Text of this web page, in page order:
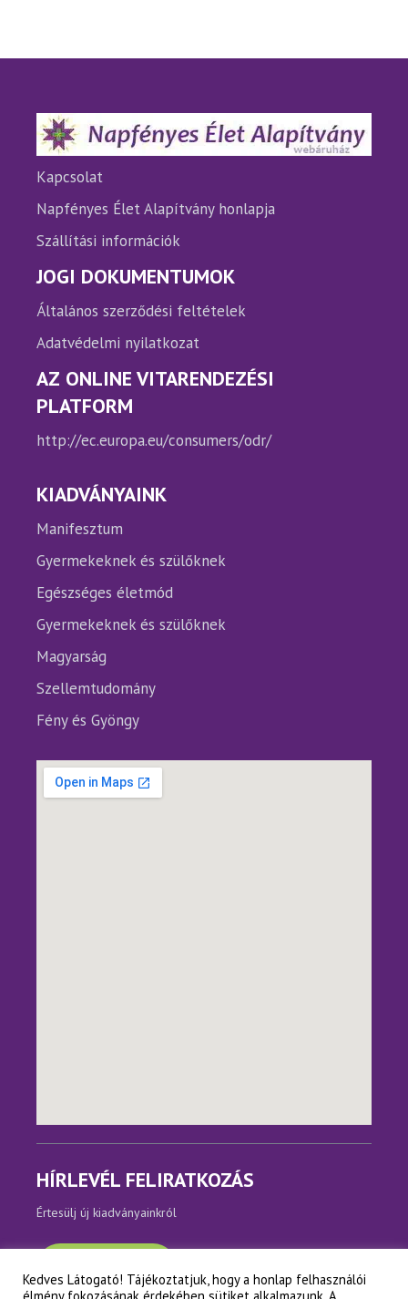
Kapcsolat
Napfényes Élet Alapítvány honlapja
Szállítási információk
JOGI DOKUMENTUMOK
Általános szerződési feltételek
Adatvédelmi nyilatkozat
AZ ONLINE VITARENDEZÉSI
PLATFORM
http://ec.europa.eu/consumers/odr/
KIADVÁNYAINK
Manifesztum
Gyermekeknek és szülőknek
Egészséges életmód
Gyermekeknek és szülőknek
Magyarság
Szellemtudomány
Fény és Gyöngy
HÍRLEVÉL FELIRATKOZÁS
Értesülj új kiadványainkról
Kedves Látogató! Tájékoztatjuk, hogy a honlap felhasználói